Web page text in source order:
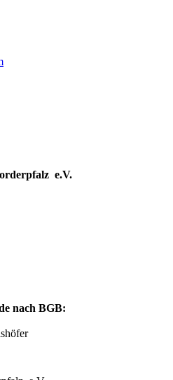
e.V.
nach BGB: